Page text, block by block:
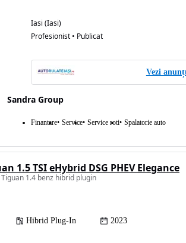
Iasi (Iasi)
Profesionist • Publicat
Vezi
Sandra Group
Finantare Service Service roti Spalatorie auto
1.5 TSI eHybrid DSG PHEV Elegance
Tiguan 1.4 benz hibrid plugin
Hibrid Plug-In 2023